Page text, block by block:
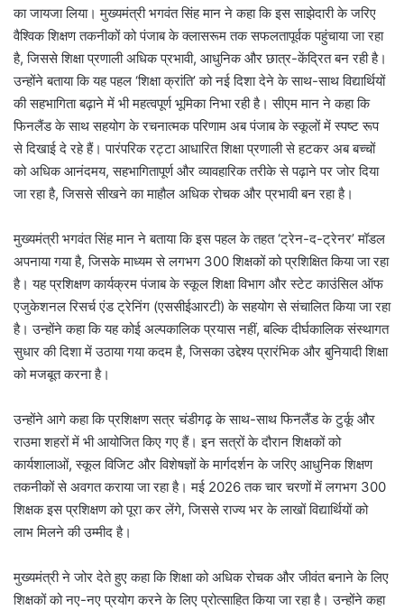
का जायजा लिया। मुख्यमंत्री भगवंत सिंह मान ने कहा कि इस साझेदारी के जरिए
वैश्विक शिक्षण तकनीकों को पंजाब के क्लासरूम तक सफलतापूर्वक पहुंचाया जा रहा
है, जिससे शिक्षा प्रणाली अधिक प्रभावी, आधुनिक और छात्र-केंद्रित बन रही है।
उन्होंने बताया कि यह पहल ‘शिक्षा क्रांति’ को नई दिशा देने के साथ-साथ विद्यार्थियों
की सहभागिता बढ़ाने में भी महत्वपूर्ण भूमिका निभा रही है। सीएम मान ने कहा कि
फिनलैंड के साथ सहयोग के रचनात्मक परिणाम अब पंजाब के स्कूलों में स्पष्ट रूप
से दिखाई दे रहे हैं। पारंपरिक रट्टा आधारित शिक्षा प्रणाली से हटकर अब बच्चों
को अधिक आनंदमय, सहभागितापूर्ण और व्यावहारिक तरीके से पढ़ाने पर जोर दिया
जा रहा है, जिससे सीखने का माहौल अधिक रोचक और प्रभावी बन रहा है।
मुख्यमंत्री भगवंत सिंह मान ने बताया कि इस पहल के तहत ‘ट्रेन-द-ट्रेनर’ मॉडल
अपनाया गया है, जिसके माध्यम से लगभग 300 शिक्षकों को प्रशिक्षित किया जा रहा
है। यह प्रशिक्षण कार्यक्रम पंजाब के स्कूल शिक्षा विभाग और स्टेट काउंसिल ऑफ
एजुकेशनल रिसर्च एंड ट्रेनिंग (एससीईआरटी) के सहयोग से संचालित किया जा रहा
है। उन्होंने कहा कि यह कोई अल्पकालिक प्रयास नहीं, बल्कि दीर्घकालिक संस्थागत
सुधार की दिशा में उठाया गया कदम है, जिसका उद्देश्य प्रारंभिक और बुनियादी शिक्षा
को मजबूत करना है।
उन्होंने आगे कहा कि प्रशिक्षण सत्र चंडीगढ़ के साथ-साथ फिनलैंड के टुर्कू और
राउमा शहरों में भी आयोजित किए गए हैं। इन सत्रों के दौरान शिक्षकों को
कार्यशालाओं, स्कूल विजिट और विशेषज्ञों के मार्गदर्शन के जरिए आधुनिक शिक्षण
तकनीकों से अवगत कराया जा रहा है। मई 2026 तक चार चरणों में लगभग 300
शिक्षक इस प्रशिक्षण को पूरा कर लेंगे, जिससे राज्य भर के लाखों विद्यार्थियों को
लाभ मिलने की उम्मीद है।
मुख्यमंत्री ने जोर देते हुए कहा कि शिक्षा को अधिक रोचक और जीवंत बनाने के लिए
शिक्षकों को नए-नए प्रयोग करने के लिए प्रोत्साहित किया जा रहा है। उन्होंने कहा